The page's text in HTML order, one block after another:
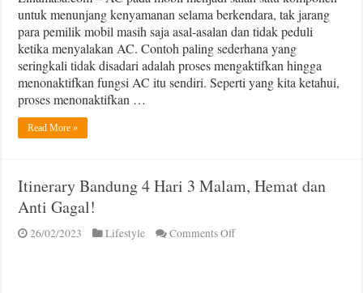
untuk menunjang kenyamanan selama berkendara, tak jarang
para pemilik mobil masih saja asal-asalan dan tidak peduli
ketika menyalakan AC. Contoh paling sederhana yang
seringkali tidak disadari adalah proses mengaktifkan hingga
menonaktifkan fungsi AC itu sendiri. Seperti yang kita ketahui,
proses menonaktifkan …
Read More »
Itinerary Bandung 4 Hari 3 Malam, Hemat dan
Anti Gagal!
26/02/2023 Lifestyle Comments Offon